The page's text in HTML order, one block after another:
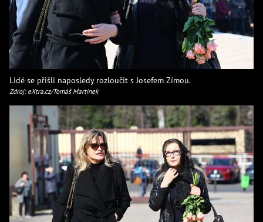
Lidé se přišli naposledy rozloučit s Josefem Zímou.
Zdroj: eXtra.cz/Tomáš Martínek